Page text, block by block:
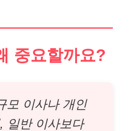
중요할까요?
모 이사나 개인
일반 이사보다